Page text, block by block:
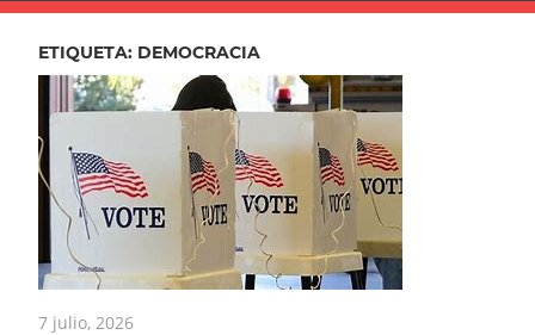
ETIQUETA: DEMOCRACIA
7 julio, 2026